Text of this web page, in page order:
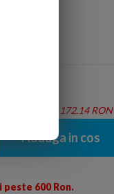
mp - Total: 172.14 RON
Adauga in cos
peste 600 Ron.